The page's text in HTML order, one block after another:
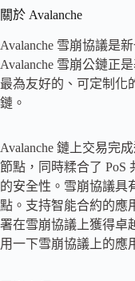
關於 Avalanche
Avalanche 雪崩協議是
Avalanche 雪崩公鏈正
最為友好的、可定制化
鏈。
Avalanche 鏈上交易完
節點，同時糅合了 PoS
的安全性。雪崩協議具
點。支持智能合約的應
署在雪崩協議上獲得卓
用一下雪崩協議上的應